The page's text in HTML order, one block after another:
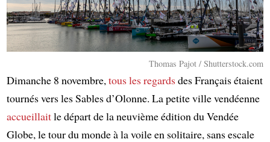
Thomas Pajot / Shutterstock.com
Dimanche 8 novembre,tous les regardsdes Français étaient
tournés vers les Sables d’Olonne. La petite ville vendéenne
accueillaitle départ de la neuvième édition du Vendée
Globe, le tour du monde à la voile en solitaire, sans escale